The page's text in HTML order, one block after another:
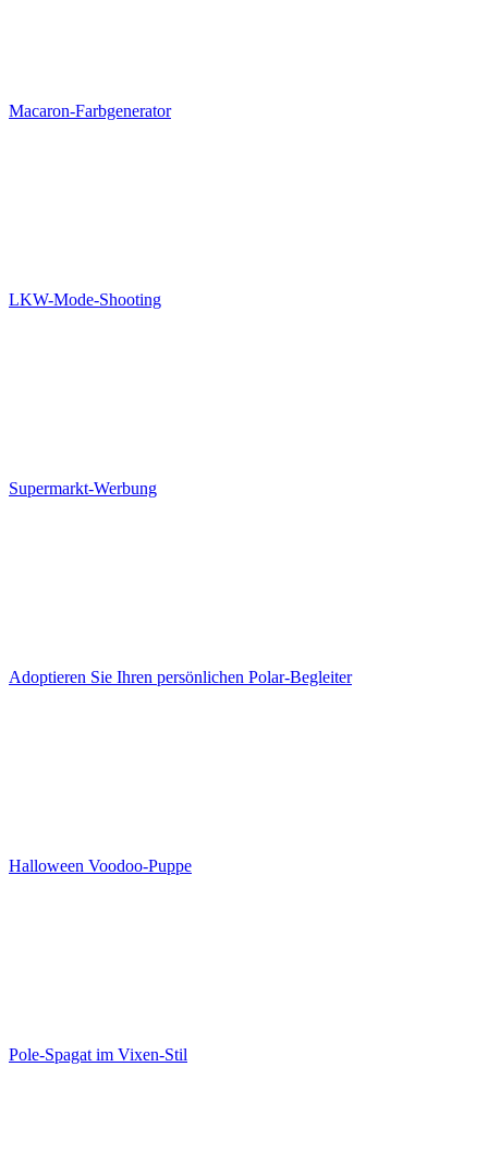
Macaron-Farbgenerator
LKW-Mode-Shooting
Supermarkt-Werbung
Adoptieren Sie Ihren persönlichen Polar-Begleiter
Halloween Voodoo-Puppe
Pole-Spagat im Vixen-Stil